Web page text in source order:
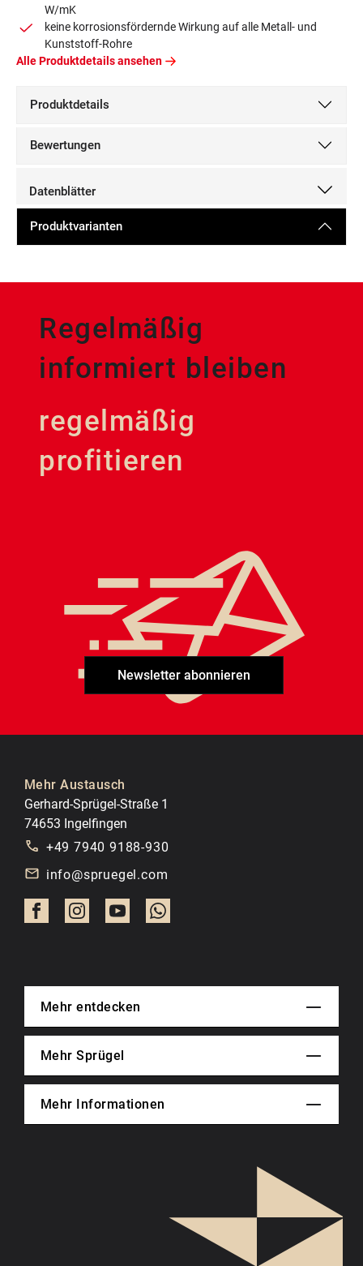
W/mK
keine korrosionsfördernde Wirkung auf alle Metall- und
Kunststoff-Rohre
Alle Produktdetails ansehen
Produktdetails
Bewertungen
Datenblätter
Produktvarianten
Regelmäßig
informiert bleiben
regelmäßig
profitieren
Newsletter abonnieren
Mehr Austausch
Gerhard-Sprügel-Straße 1
74653 Ingelfingen
+49 7940 9188-930
info@spruegel.com
Mehr entdecken
Mehr Sprügel
Mehr Informationen